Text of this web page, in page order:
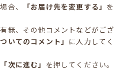
合、 「お届け先を変更する」 を
無、その他コメントなどがござ
いてのコメント」 に入力してく
「次に進む」 を押してください。